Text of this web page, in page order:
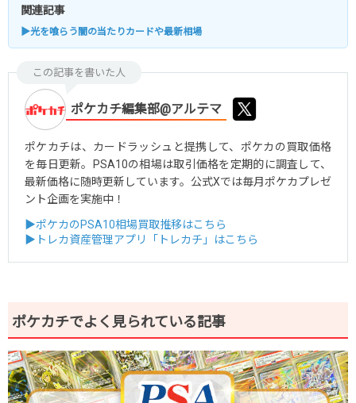
関連記事
▶光を喰らう闇の当たりカードや最新相場
この記事を書いた人
ポケカチ編集部@アルテマ
ポケカチは、カードラッシュと提携して、ポケカの買取価格
を毎日更新。PSA10の相場は取引価格を定期的に調査して、
最新価格に随時更新しています。公式Xでは毎月ポケカプレゼ
ント企画を実施中！
▶ポケカのPSA10相場買取推移はこちら
▶トレカ資産管理アプリ「トレカチ」はこちら
ポケカチでよく見られている記事